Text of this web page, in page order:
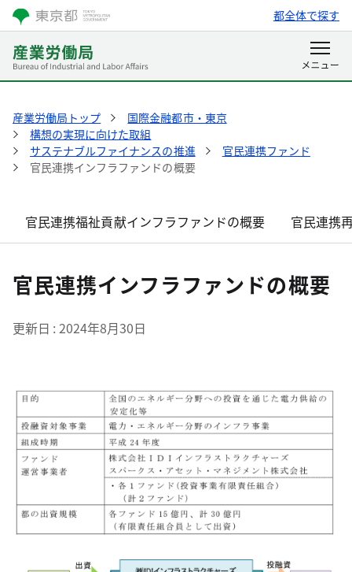
都全体で探す
産業労働局トップ
国際金融都市・東京
構想の実現に向けた取組
サステナブルファイナンスの推進
官民連携ファンド
官民連携インフラファンドの概要
官民連携福祉貢献インフラファンドの概要 官民連携
官民連携インフラファンドの概要
更新日 2024年8月30日